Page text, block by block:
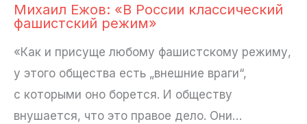
Михаил Ежов: «В России классический
фашистский режим»
«Как и присуще любому фашистскому режиму,
у этого общества есть „внешние враги“,
с которыми оно борется. И обществу
внушается, что это правое дело. Они…